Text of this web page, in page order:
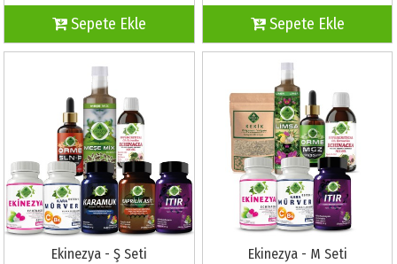
Sepete Ekle Sepete Ekle
Ekinezya - Ş Seti Ekinezya - M Seti